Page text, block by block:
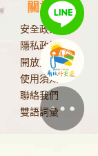
關於
安全政策
隱私政策
開放資料
使用須知
聯絡我們
雙語詞彙